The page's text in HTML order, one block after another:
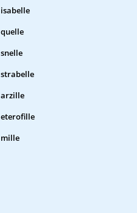
isabelle
quelle
snelle
strabelle
arzille
eterofille
mille